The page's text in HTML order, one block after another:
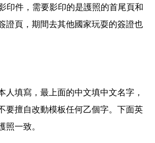
印件，需要影印的是護照的首尾頁和
證頁，期間去其他國家玩耍的簽證也
人填寫，最上面的中文填中文名字，
要擅自改動模板任何乙個字。下面英
照一致。